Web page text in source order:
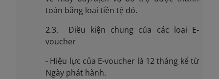
toán bằng loại tiền tệ đó.
2.3. Điều kiện chung của các loại E-
voucher
- Hiệu lực của E-voucher là 12 tháng kể từ
Ngày phát hành.